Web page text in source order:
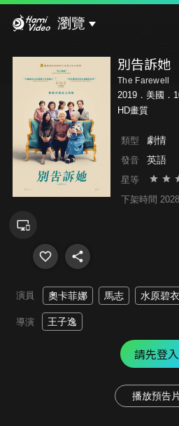
瀏覽
別告訴她
The Farewell
2019．美國．
HD畫質
類型 劇情
發音 英語
星等
下架時間
演員 奧卡菲娜 馬志 水原碧衣
導演 王子逸
請先登入
播放預告